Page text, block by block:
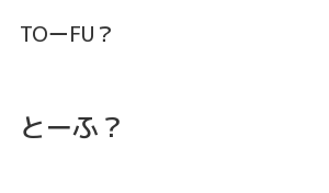
TOーFU？
とーふ？